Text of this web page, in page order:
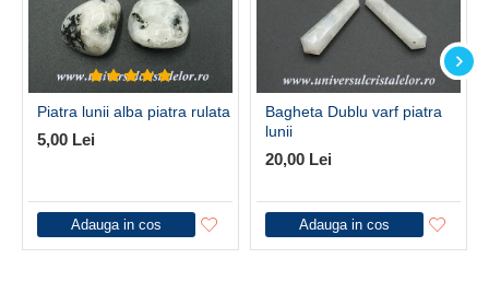
Piatra lunii alba piatra rulata
5,00 Lei
Adauga in cos
Bagheta Dublu varf piatra
lunii
20,00 Lei
Adauga in cos